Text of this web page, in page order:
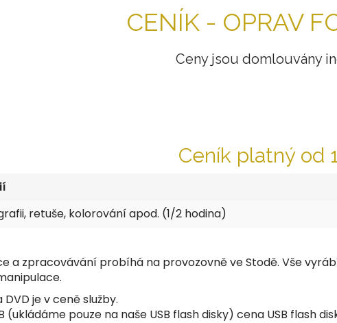
CENÍK - OPRAV
Ceny jsou domlouvány
Ceník platný od
retuše, kolorování apod. (1/2 hodina)
a zpracovávání probíhá na provozovně ve Stodě. Vše
je v ceně služby.
(ukládáme pouze na naše USB flash disky) cena USB flash